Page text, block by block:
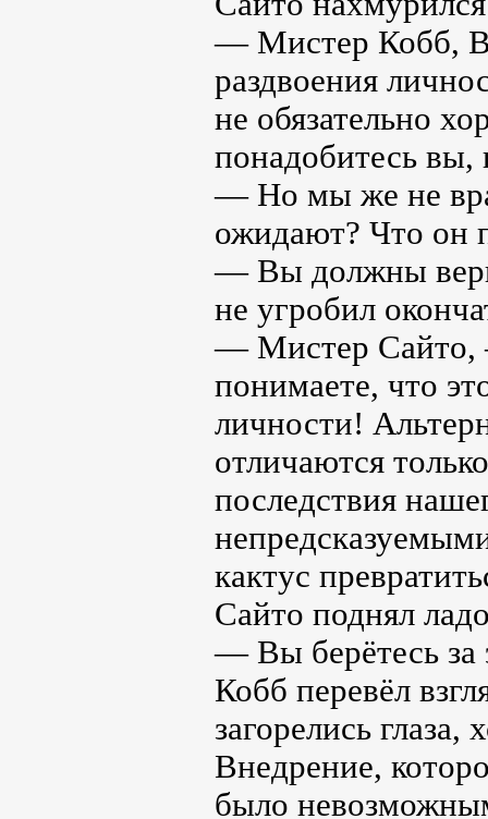
— Мистер Кобб,
раздвоения
не обязательно
понадобитесь вы,
— Но мы же не
ожидают? Что он
— Вы должны
не угробил
— Мистер Сайто,
понимаете, что
личности!
отличаются
последствия
кактус
Сайто поднял
— Вы берётесь за
Кобб перевёл
загорелись
Внедрение,
было